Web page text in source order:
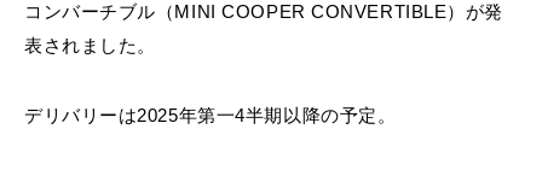
Movie 動画一覧
MAP
お知らせ プライバシーポリシー
お問い合わせ
コンバーチブル（MINI COOPER CONVERTIBLE）が発
表されました。
デリバリーは2025年第一4半期以降の予定。